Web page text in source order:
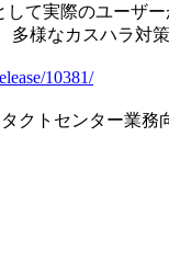
て実際のユー
様なカスハラ対
10381/
トセンター業務